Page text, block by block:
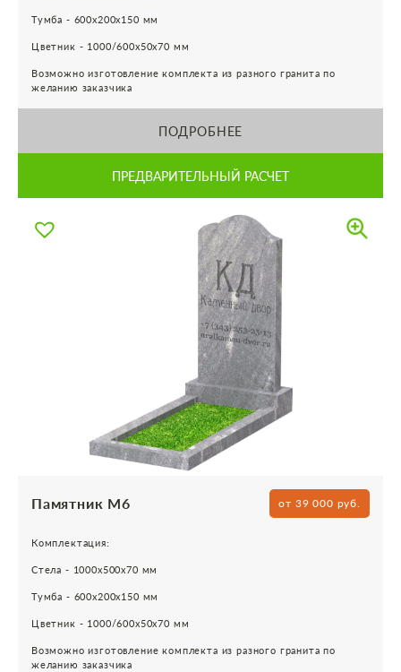
Тумба - 600х200х150 мм
Цветник - 1000/600х50х70 мм
Возможно изготовление комплекта из разного гранита по
желанию заказчика
ПОДРОБНЕЕ
ПРЕДВАРИТЕЛЬНЫЙ РАСЧЕТ
Памятник М6 от 39 000 руб.
Комплектация:
Стела - 1000х500х70 мм
Тумба - 600х200х150 мм
Цветник - 1000/600х50х70 мм
Возможно изготовление комплекта из разного гранита по
желанию заказчика